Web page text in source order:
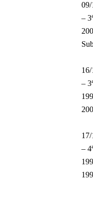
09/
–
–
–